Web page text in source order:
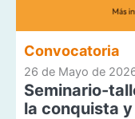
Convocatoria
26 de Mayo de
Seminario-
la conquista